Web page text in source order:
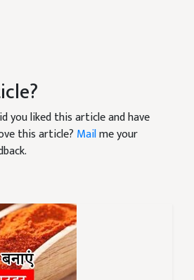
you liked this article and have
this article? Mailme your